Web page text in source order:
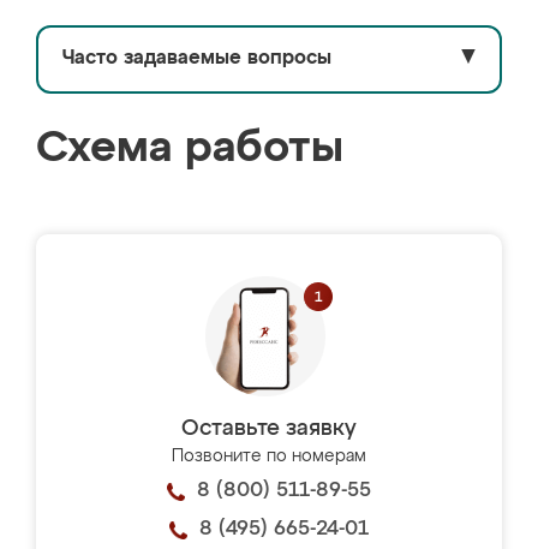
Часто задаваемые вопросы ▼
Схема работы
Оставьте заявку
Позвоните по номерам
8 (800) 511-89-55
8 (495) 665-24-01